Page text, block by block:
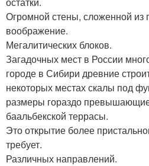
Огромной стены, сложенной
воображение.
Мегалитических блоков.
Загадочных мест в России
городе в Сибири древние
некоторых местах скалы под
размеры гораздо
баальбекской террасы.
Это открытие более
требует.
Различных направлений.